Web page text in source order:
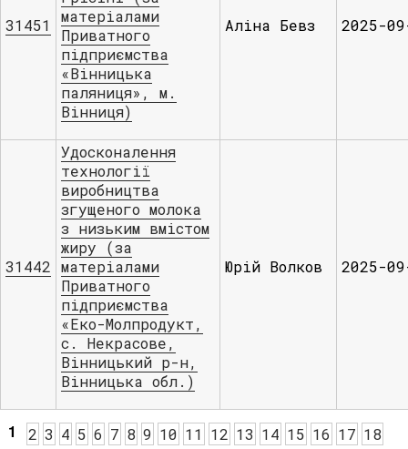
31451
матеріалами
Приватного
підприємства
«Вінницька
паляниця», м.
Вінниця)
Аліна Бевз 2025-
31442
Удосконалення
технології
виробництва
згущеного молока
з низьким вмістом
жиру (за
матеріалами
Приватного
підприємства
«Еко-Молпродукт,
с. Некрасове,
Вінницький р-н,
Вінницька обл.)
Юрій Волков 2025-
1 2 3 4 5 6 7 8 9 10 11 12 13 14 15 16 17 18